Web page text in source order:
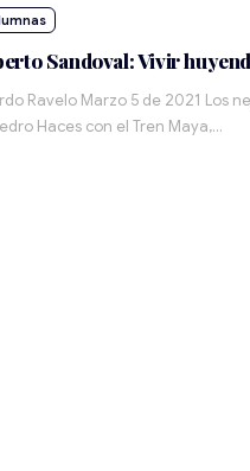
Columnas‏
Sandoval: Vivir
Ravelo Marzo 5 de 2021 Los
Haces con el Tren Maya,…